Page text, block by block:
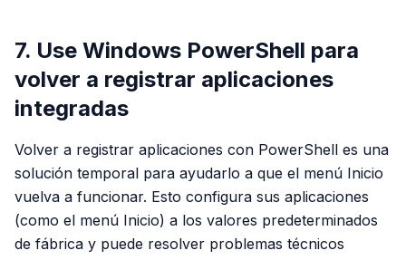
7. Use Windows PowerShell para
volver a registrar aplicaciones
integradas
Volver a registrar aplicaciones con PowerShell es una
solución temporal para ayudarlo a que el menú Inicio
vuelva a funcionar. Esto configura sus aplicaciones
(como el menú Inicio) a los valores predeterminados
de fábrica y puede resolver problemas técnicos